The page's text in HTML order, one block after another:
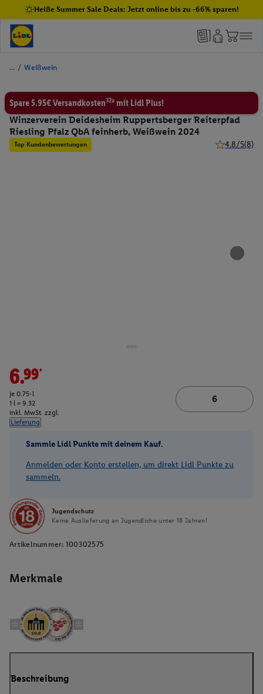
Heiße Summer Sale Deals: Jetzt online bis zu -66% sparen!
/ Weißwein
Spare 5.95€ Versandkosten32a mit Lidl Plus!
Winzerverein Deidesheim Ruppertsberger Reiterpfad
Riesling Pfalz QbA feinherb, Weißwein 2024
Top Kundenbewertungen 4.8/5(8)
Merkmale
6.99*
je 0.75-l
1 l = 9.32
inkl. MwSt. zzgl.
Lieferung
Sammle Lidl Punkte mit deinem Kauf.
Anmelden oder Konto erstellen, um direkt Lidl Punkte zu
sammeln.
Jugendschutz
Keine Auslieferung an Jugendliche unter 18 Jahren!
Artikelnummer: 100302575
Beschreibung